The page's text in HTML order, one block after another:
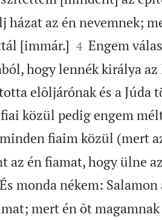
házat az én nevemnek;
[immár.] 

4 Engem
hogy lennék királya
elõljárónak és a Júda
közül pedig engem
fiaim közül (mert
az én fiamat, hogy ülne
És monda nékem: Salamon
mert én õt